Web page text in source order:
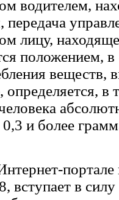
водителем,
передача
лицу,
положением, в
определяется, в
и более
в силу